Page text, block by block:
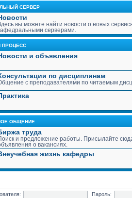
СЕРВЕР
вы можете найти новости о новых
серверами.
ПРОЦЕСС
и объявления
по дисциплинам
с преподавателями по читаемым
ОБЩЕНИЕ
труда
и предложение работы. Присылайте
о вакансиях.
жизнь кафедры
Пароль: